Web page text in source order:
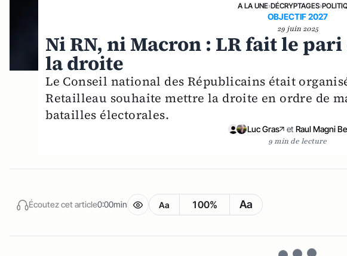
A LA UNE›DÉCRYPTAGES›
OBJECTIF 2027
29 juin 2025
Ni RN, ni Macron : LR fait le
la droite
Le Conseil national des Républicains était
Retailleau souhaite mettre la droite en ordre de
batailles électorales.
Luc Gras et Raul Magni
9 min de lecture
Écoutez cet article0:00min Aa 100% Aa